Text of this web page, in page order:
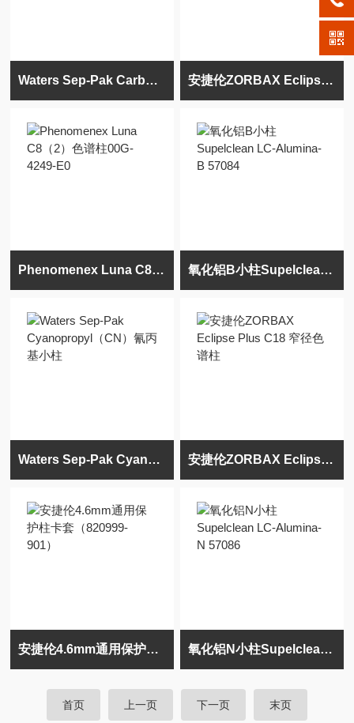
Waters Sep-Pak Carbon Black/PSA Silica柱 安捷伦ZORBAX Eclipse Plus C18 保护柱柱芯
Phenomenex Luna C8（2）色谱柱00G-4249-E0 氧化铝B小柱Supelclean LC-Alumina-B 57084
Waters Sep-Pak Cyanopropyl（CN）氰丙基小柱 安捷伦ZORBAX Eclipse Plus C18 窄径色谱柱
安捷伦4.6mm通用保护柱卡套（820999-901） 氧化铝N小柱Supelclean LC-Alumina-N 57086
首页 上一页 下一页 末页